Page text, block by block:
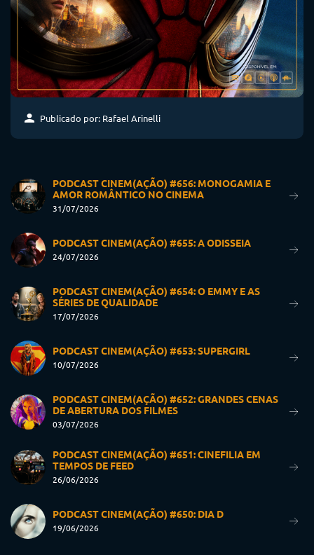
Publicado por: Rafael Arinelli
PODCAST CINEM(AÇÃO) #656: MONOGAMIA E
AMOR ROMÂNTICO NO CINEMA
31/07/2026
PODCAST CINEM(AÇÃO) #655: A ODISSEIA
24/07/2026
PODCAST CINEM(AÇÃO) #654: O EMMY E AS
SÉRIES DE QUALIDADE
17/07/2026
PODCAST CINEM(AÇÃO) #653: SUPERGIRL
10/07/2026
PODCAST CINEM(AÇÃO) #652: GRANDES CENAS
DE ABERTURA DOS FILMES
03/07/2026
PODCAST CINEM(AÇÃO) #651: CINEFILIA EM
TEMPOS DE FEED
26/06/2026
PODCAST CINEM(AÇÃO) #650: DIA D
19/06/2026